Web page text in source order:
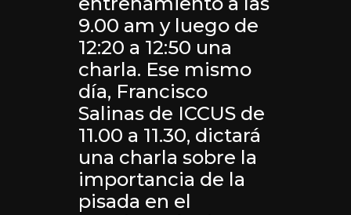
9.00 am y luego de
12:20 a 12:50 una
charla. Ese mismo
día, Francisco
Salinas de ICCUS de
11.00 a 11.30, dictará
una charla sobre la
importancia de la
pisada en el